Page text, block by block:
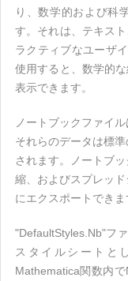
り、数学的および科
す。それは、テキス
ラクティブなユーザ
使用すると、数学的
表示できます。
ノートブックファイ
それらのデータは標
されます。ノートブ
縮、およびスプレッ
にエクスポートできま
"DefaultStyles.Nb"フ
スタイルシートと
Mathematica関数内